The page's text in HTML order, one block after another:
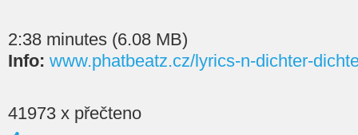
2:38 minutes (6.08 MB)
Info: www.phatbeatz.cz/lyrics-n-dichter-
41973 x přečteno